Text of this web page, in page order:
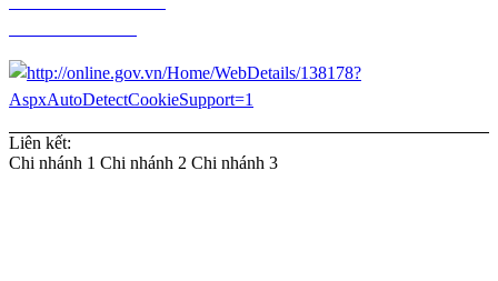
Liên kết:
Chi nhánh 1 Chi nhánh 2 Chi nhánh 3